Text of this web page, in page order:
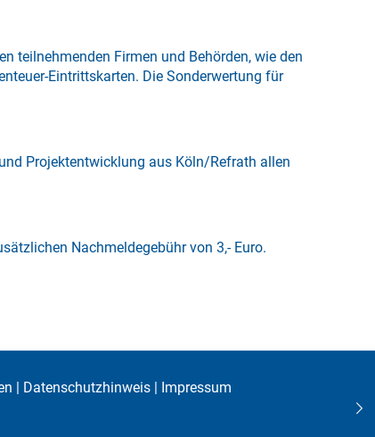
teilnehmenden Firmen und Behörden, wie den
Eintrittskarten. Die Sonderwertung für
Projektentwicklung aus Köln/Refrath allen
Nachmeldegebühr von 3,- Euro.
| Datenschutzhinweis| Impressum